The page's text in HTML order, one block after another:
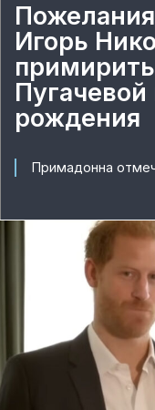
Игорь
Пугачевой
рождения
Примадонна